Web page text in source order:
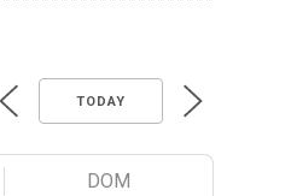
TODAY
DOM